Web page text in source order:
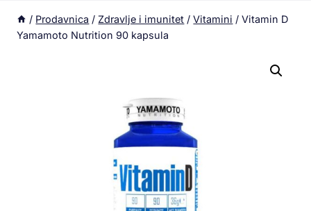
/ Prodavnica / Zdravlje i imunitet / Vitamini / Vitamin D
Yamamoto Nutrition 90 kapsula